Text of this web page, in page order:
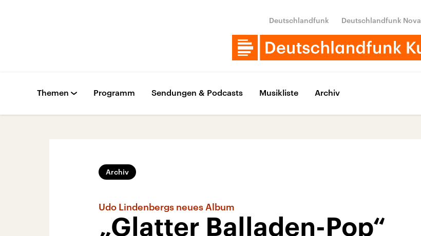
Deutschlandfunk Deutschlandfunk Nova
Themen Programm Sendungen & Podcasts Musikliste Archiv
Archiv
Udo Lindenbergs neues Album
„Glatter Balladen-Pop“